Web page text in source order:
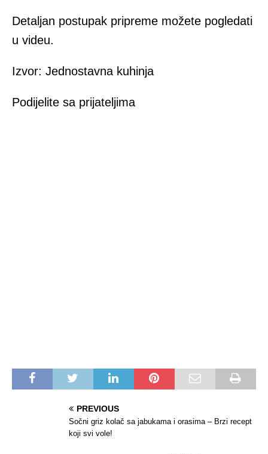
Detaljan postupak pripreme možete pogledati
u videu.
Izvor: Jednostavna kuhinja
Podijelite sa prijateljima
PREVIOUS
Sočni griz kolač sa jabukama i orasima – Brzi recept
koji svi vole!